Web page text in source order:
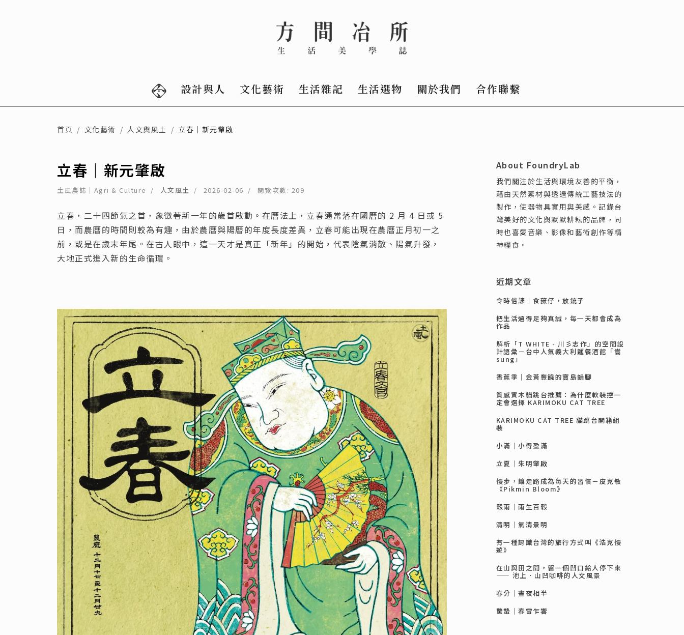
設計與人 文化藝術 生活雜記 生活選物 關於我們 合作聯繫
首頁 文化藝術 人文與風土 立春｜新元肇啟
立春｜新元肇啟
土風農誌｜Agri & Culture 人文風土 2026-02-06 閱覽次數: 209
立春，二十四節氣之首，象徵著新一年的歲首啟動。在曆法上，立春通常落在國曆的 2 月 4 日或 5
日，而農曆的時間則較為有趣，由於農曆與陽曆的年度長度差異，立春可能出現在農曆正月初一之
前，或是在歲末年尾。在古人眼中，這一天才是真正「新年」的開始，代表陰氣消散、陽氣升發，
大地正式進入新的生命循環。
About FoundryLab
我們關注於生活與環境友善的平衡，
藉由天然素材與透過傳統工藝技法的
製作，使器物具實用與美感。記錄台
灣美好的文化與默默耕耘的品牌，同
時也喜愛音樂、影像和藝術創作等精
神糧食。
近期文章
令時俗諺｜食菝仔，放銃子
把生活過得足夠真誠，每一天都會成為
作品
解析「T WHITE - 川彡志作」的空間設
計語彙－台中人氣義大利麵餐酒館「嵩
sung」
香蕉季｜金黃豐饒的寶島韻腳
質感實木貓跳台推薦：為什麼軟裝控一
定會選擇 KARIMOKU CAT TREE
KARIMOKU CAT TREE 貓跳台開箱組
裝
小滿｜小得盈滿
立夏｜朱明肇啟
慢步，讓走路成為每天的習慣－皮克敏
《Pikmin Bloom》
穀雨｜雨生百穀
清明｜氣清景明
有一種認識台灣的旅行方式叫《浩克慢
遊》
在山與田之間，留一個凹口給人停下來
—— 池上．山凹咖啡的人文風景
春分｜晝夜相半
驚蟄｜春雷乍響